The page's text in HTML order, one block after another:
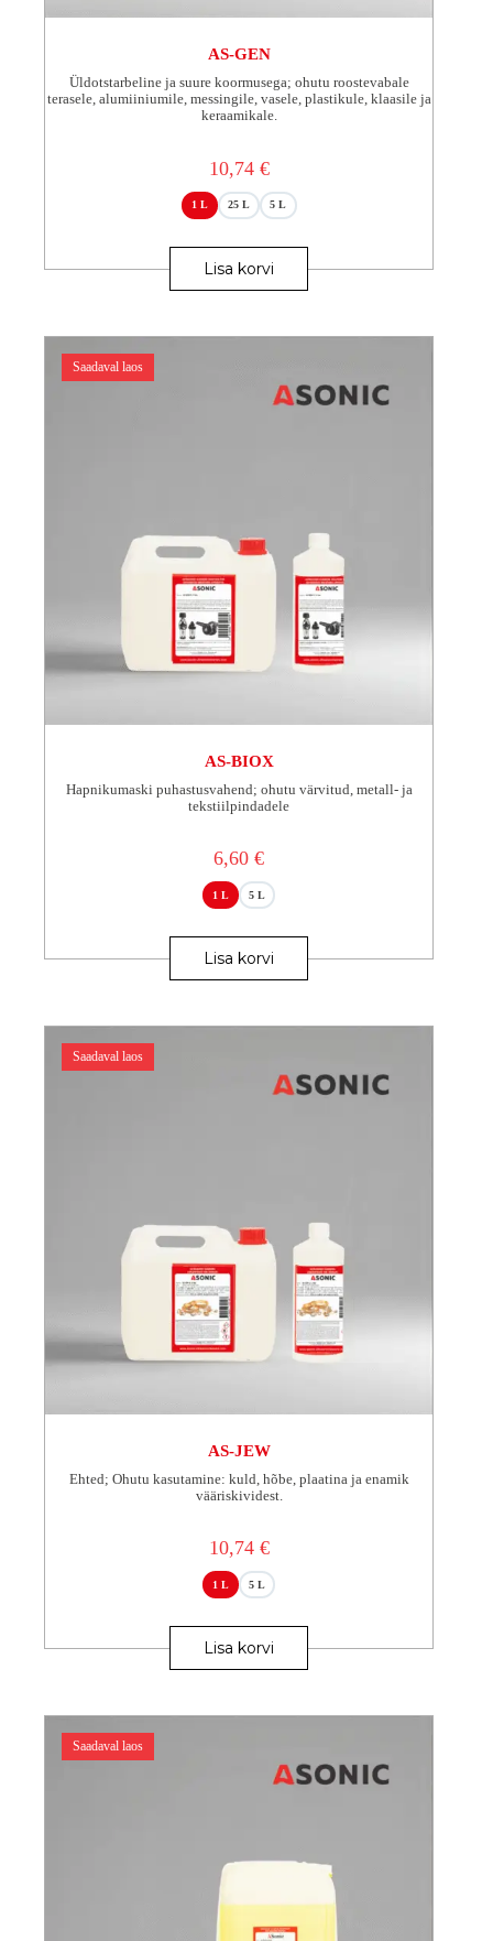
AS-GEN
Üldotstarbeline ja suure koormusega; ohutu roostevabale
terasele, alumiiniumile, messingile, vasele, plastikule, klaasile ja
keraamikale.
10,74 €
1 L 25 L 5 L
Lisa korvi
tootel
on
Valikuid
tootelehel.
Saadaval laos
AS-BIOX
Hapnikumaski puhastusvahend; ohutu värvitud, metall- ja
tekstiilpindadele
6,60€
1 L 5 L
Lisa korvi
tootel
on
Valikuid
tootelehel.
Saadaval laos
AS-JEW
Ehted; Ohutu kasutamine: kuld, hõbe, plaatina ja enamik
vääriskividest.
10,74 €
1 L 5 L
Lisa korvi
tootel
on
Valikuid
tootelehel.
Saadaval laos